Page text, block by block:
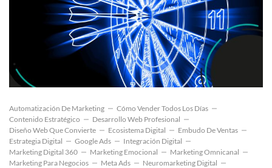
Automatización De Marketing
Cómo Vender Todos Los Días
Contenido Estratégico
Desarrollo Web Profesional
Diseño Web Que Convierte
Ecosistema Digital
Embudo De Ventas
Estrategia Digital
Google Ads
Integración Digital
Marketing Digital 360
Marketing Emocional
Marketing Omnicanal
Marketing Para Negocios
Meta Ads
Neuromarketing Digital